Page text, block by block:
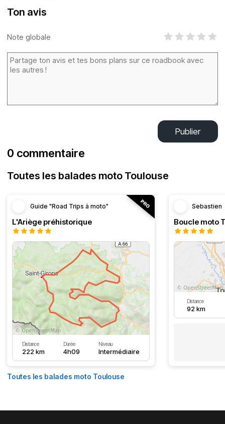
Ton avis
Note globale
Publier
0 commentaire
Toutes les balades moto Toulouse
Guide "Road Trips à moto"
L'Ariège préhistorique
Distance
222 km
Durée
4h09
Niveau
Intermédiaire
Sebastien
Distance
92 km
Toutes les balades moto Toulouse